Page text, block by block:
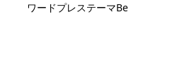
ワードプレステーマBe